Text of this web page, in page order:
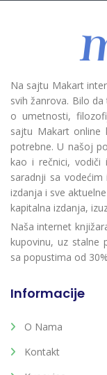
Na sajtu Makart
svih žanrova. Bilo
o umetnosti,
sajtu Makart online
potrebne. U našoj
kao i rečnici, vodiči
saradnji sa
izdanja i sve
kapitalna izdanja,
Naša internet
kupovinu, uz stalne
sa popustima od
Informacije
O Nama
Kontakt